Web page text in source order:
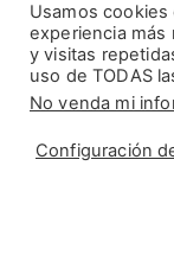
Usamos
experiencia más
y visitas
uso de TODAS
No venda mi
Configuración